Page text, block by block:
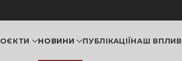
НОВИНИ ПУБЛІКАЦІЇНАШ ВПЛИВ